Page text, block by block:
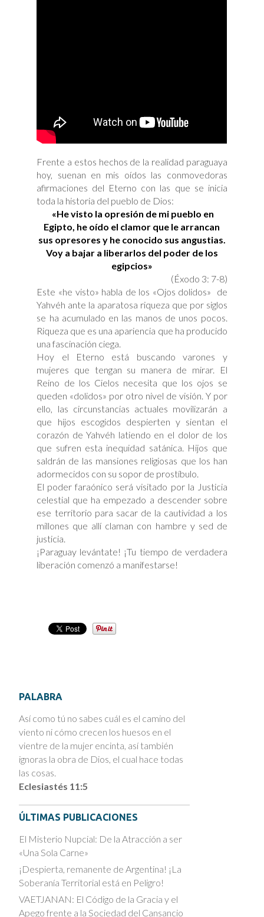
Frente a estos hechos de la realidad paraguaya
hoy, suenan en mis oídos las conmovedoras
afirmaciones del Eterno con las que se inicia
toda la historia del pueblo de Dios:
«He visto la opresión de mi pueblo en
Egipto, he oído el clamor que le arrancan
sus opresores y he conocido sus angustias.
Voy a bajar a liberarlos del poder de los
egipcios»
(Éxodo 3: 7-8)
Este «he visto» habla de los «Ojos dolidos» de
Yahvéh ante la aparatosa riqueza que por siglos
se ha acumulado en las manos de unos pocos.
Riqueza que es una apariencia que ha producido
una fascinación ciega.
Hoy el Eterno está buscando varones y
mujeres que tengan su manera de mirar. El
Reino de los Cielos necesita que los ojos se
queden «dolidos» por otro nivel de visión. Y por
ello, las circunstancias actuales movilizarán a
que hijos escogidos despierten y sientan el
corazón de Yahvéh latiendo en el dolor de los
que sufren esta inequidad satánica. Hijos que
saldrán de las mansiones religiosas que los han
adormecidos con su sopor de prostíbulo.
El poder faraónico será visitado por la Justicia
celestial que ha empezado a descender sobre
ese territorio para sacar de la cautividad a los
millones que allí claman con hambre y sed de
justicia.
¡Paraguay levántate! ¡Tu tiempo de verdadera
liberación comenzó a manifestarse!
PALABRA
Así como tú no sabes cuál es el camino del
viento ni cómo crecen los huesos en el
vientre de la mujer encinta, así también
ignoras la obra de Dios, el cual hace todas
las cosas.
Eclesiastés 11:5
ÚLTIMAS PUBLICACIONES
El Misterio Nupcial: De la Atracción a ser
«Una Sola Carne»
¡Despierta, remanente de Argentina! ¡La
Soberanía Territorial está en Peligro!
VAETJANAN: El Código de la Gracia y el
Apego frente a la Sociedad del Cansancio